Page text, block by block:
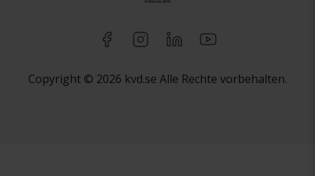
Copyright © 2026 kvd.se Alle Rechte vorbehalten.